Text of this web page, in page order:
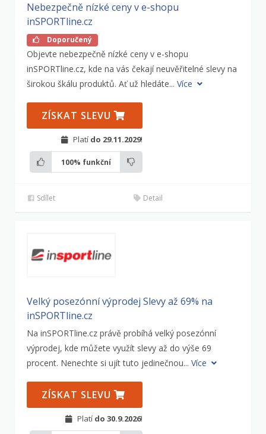
Nebezpečně nízké ceny v e-shopu
inSPORTline.cz
Doporučený
Objevte nebezpečně nízké ceny v e-shopu
inSPORTline.cz, kde na vás čekají neuvěřitelné slevy na
širokou škálu produktů. Ať už hledáte... Více
ZÍSKAT SLEVU
Platí do 29.11.2029!
100% funkční
Sdílet Detail
Velký posezónní výprodej Slevy až 69% na
inSPORTline.cz
Na inSPORTline.cz právě probíhá velký posezónní
výprodej, kde můžete využít slevy až do výše 69
procent. Nenechte si ujít tuto jedinečnou... Více
ZÍSKAT SLEVU
Platí do 30.9.2026!